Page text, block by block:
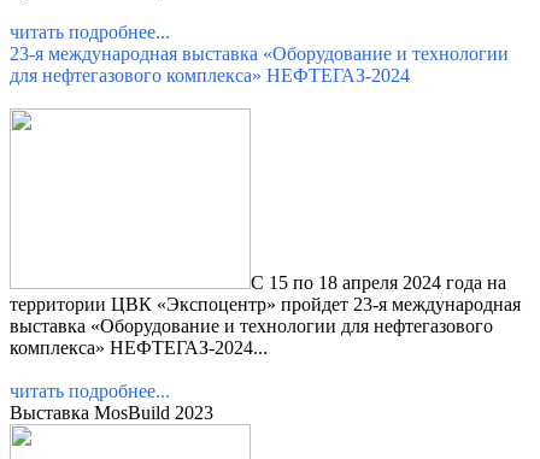
читать подробнее...
23-я международная выставка «Оборудование и технологии
для нефтегазового комплекса» НЕФТЕГАЗ-2024
С 15 по 18 апреля 2024 года на
территории ЦВК «Экспоцентр» пройдет 23-я международная
выставка «Оборудование и технологии для нефтегазового
комплекса» НЕФТЕГАЗ-2024...
читать подробнее...
Выставка MosBuild 2023